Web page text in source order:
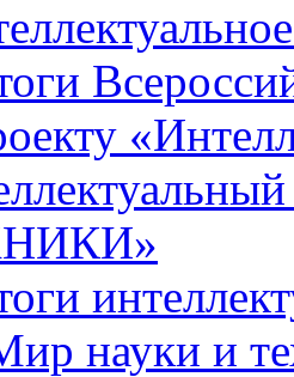
науки и